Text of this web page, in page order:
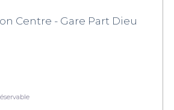
Centre - Gare Part Dieu